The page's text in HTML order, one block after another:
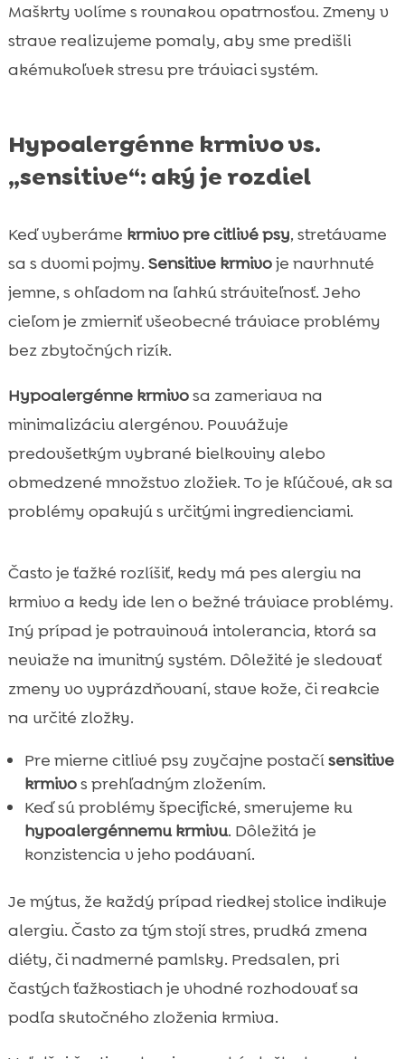
Maškrty volíme s rovnakou opatrnosťou. Zmeny v
strave realizujeme pomaly, aby sme predišli
akémukoľvek stresu pre tráviaci systém.
Hypoalergénne krmivo vs.
„sensitive“: aký je rozdiel
Keď vyberáme krmivo pre citlivé psy, stretávame
sa s dvomi pojmy. Sensitive krmivoje navrhnuté
jemne, s ohľadom na ľahkú stráviteľnosť. Jeho
cieľom je zmierniť všeobecné tráviace problémy
bez zbytočných rizík.
Hypoalergénne krmivosa zameriava na
minimalizáciu alergénov. Pouvážuje
predovšetkým vybrané bielkoviny alebo
obmedzené množstvo zložiek. To je kľúčové, ak sa
problémy opakujú s určitými ingredienciami.
Často je ťažké rozlíšiť, kedy má pes alergiu na
krmivo a kedy ide len o bežné tráviace problémy.
Iný prípad je potravinová intolerancia, ktorá sa
neviaže na imunitný systém. Dôležité je sledovať
zmeny vo vyprázdňovaní, stave kože, či reakcie
na určité zložky.
Pre mierne citlivé psy zvyčajne postačísensitive
krmivos prehľadným zložením.
Keď sú problémy špecifické, smerujeme ku
hypoalergénnemu krmivu. Dôležitá je
konzistencia v jeho podávaní.
Je mýtus, že každý prípad riedkej stolice indikuje
alergiu. Často za tým stojí stres, prudká zmena
diéty, či nadmerné pamlsky. Predsalen, pri
častých ťažkostiach je vhodné rozhodovať sa
podľa skutočného zloženia krmiva.